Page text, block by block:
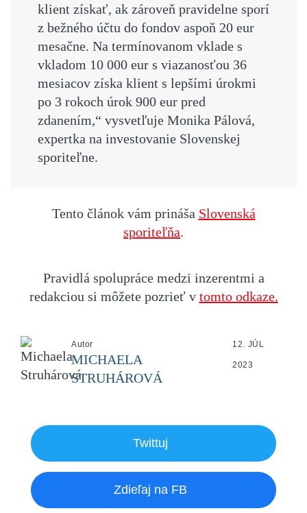
klient získať, ak zároveň pravidelne sporí
z bežného účtu do fondov aspoň 20 eur
mesačne. Na termínovanom vklade s
vkladom 10 000 eur s viazanosťou 36
mesiacov získa klient s lepšími úrokmi
po 3 rokoch úrok 900 eur pred
zdanením,“ vysvetľuje Monika Pálová,
expertka na investovanie Slovenskej
sporiteľne.
Tento článok vám prináša Slovenská
sporiteľňa.
Pravidlá spolupráce medzi inzerentmi a
redakciou si môžete pozrieť v tomto odkaze.
Autor
MICHAELA
STRUHÁROVÁ
12. JÚL
2023
Twittuj
Zdieľaj na FB